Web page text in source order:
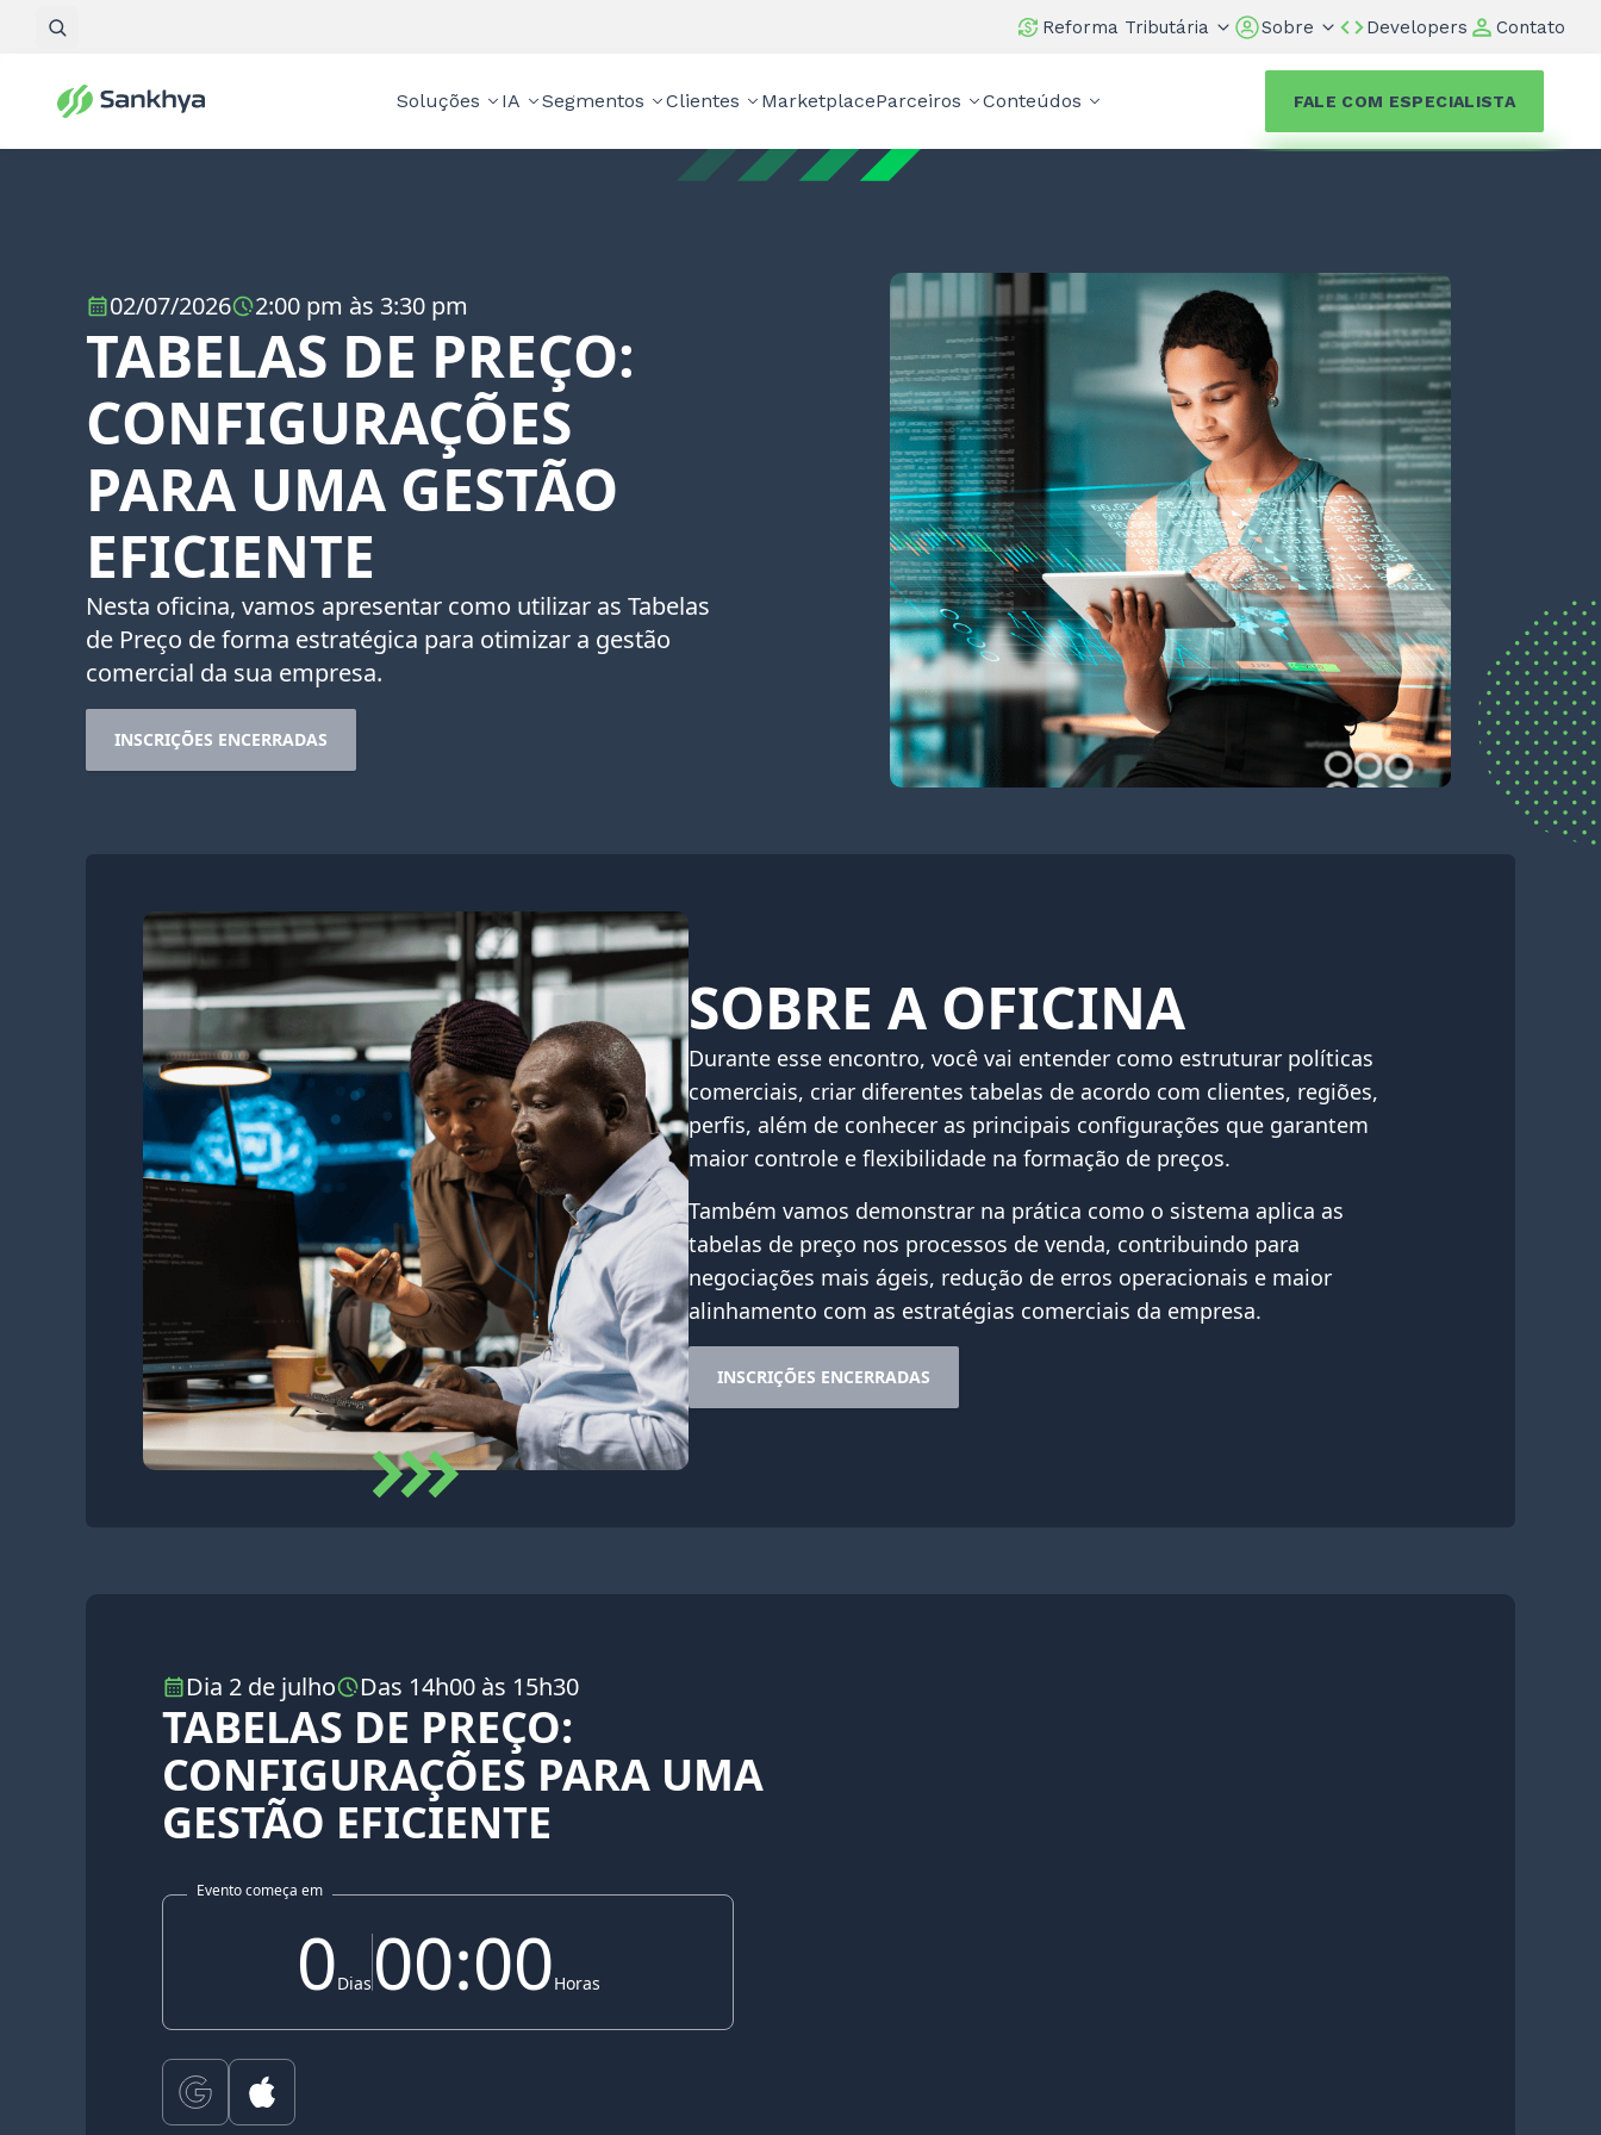
Reforma Tributária Sobre Developers Contato
Soluções IA Segmentos Clientes MarketplaceParceiros Conteúdos FALE COM ESPECIALISTA
02/07/2026 2:00 pm às 3:30 pm
TABELAS DE PREÇO:
CONFIGURAÇÕES
PARA UMA GESTÃO
EFICIENTE
Nesta oficina, vamos apresentar como utilizar as Tabelas
de Preço de forma estratégica para otimizar a gestão
comercial da sua empresa.
INSCRIÇÕES ENCERRADAS
SOBRE A OFICINA
Durante esse encontro, você vai entender como estruturar políticas
comerciais, criar diferentes tabelas de acordo com clientes, regiões,
perfis, além de conhecer as principais configurações que garantem
maior controle e flexibilidade na formação de preços.
Também vamos demonstrar na prática como o sistema aplica as
tabelas de preço nos processos de venda, contribuindo para
negociações mais ágeis, redução de erros operacionais e maior
alinhamento com as estratégias comerciais da empresa.
INSCRIÇÕES ENCERRADAS
Dia 2 de julho Das 14h00 às 15h30
TABELAS DE PREÇO:
CONFIGURAÇÕES PARA UMA
GESTÃO EFICIENTE
Evento começa em
0Dias00:00Horas